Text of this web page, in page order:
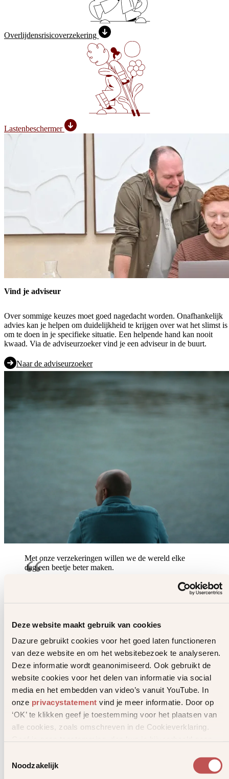
Deze website maakt gebruik van cookies
Dazure gebruikt cookies voor het goed laten functioneren
van deze website en om het websitebezoek te analyseren.
Deze informatie wordt geanonimiseerd. Ook gebruikt de
website cookies voor het delen van informatie via social
media en het embedden van video’s vanuit YouTube. In
onze privacystatement vind je meer informatie. Door op
‘OK’ te klikken geef je toestemming voor het plaatsen van
alle cookies, zoals omschreven in de Cookieverklaring.
Noodzakelijk
Overlijdens­risico­verzekering
Lastenbeschermer
Vind je adviseur
Over sommige keuzes moet goed nagedacht worden. Onafhankelijk
advies kan je helpen om duidelijkheid te krijgen over wat het slimst is
om te doen in je specifieke situatie. Een helpende hand kan nooit
kwaad. Via de adviseurzoeker vind je een adviseur in de buurt.
Naar de adviseurzoeker
Als helden stilvallen
Een korte inspirerende film over verlies
Met onze verzekeringen willen we de wereld elke
dag een beetje beter maken.